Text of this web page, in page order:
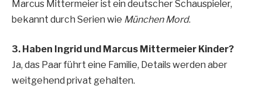
Marcus Mittermeier ist ein deutscher Schauspieler,
bekannt durch Serien wie München Mord.
3. Haben Ingrid und Marcus Mittermeier Kinder?
Ja, das Paar führt eine Familie, Details werden aber
weitgehend privat gehalten.